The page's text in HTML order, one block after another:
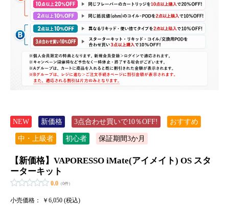
NEW 新価格 3点合わせ買いで10％OFF! おすすめ
中・上級者 初心者 保証期間3か月
【新価格】VAPORESSO iMate(アイメイト) OS スタ
ーターキット
0.0 （0件）
小売価格：
￥6,050 (税込)